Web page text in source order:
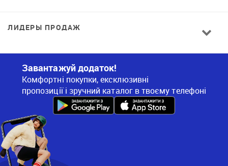
ЛИДЕРЫ ПРОДАЖ
Завантажуй додаток!
Комфортні покупки, ексклюзивні
пропозиції і зручний каталог в твоєму телефоні